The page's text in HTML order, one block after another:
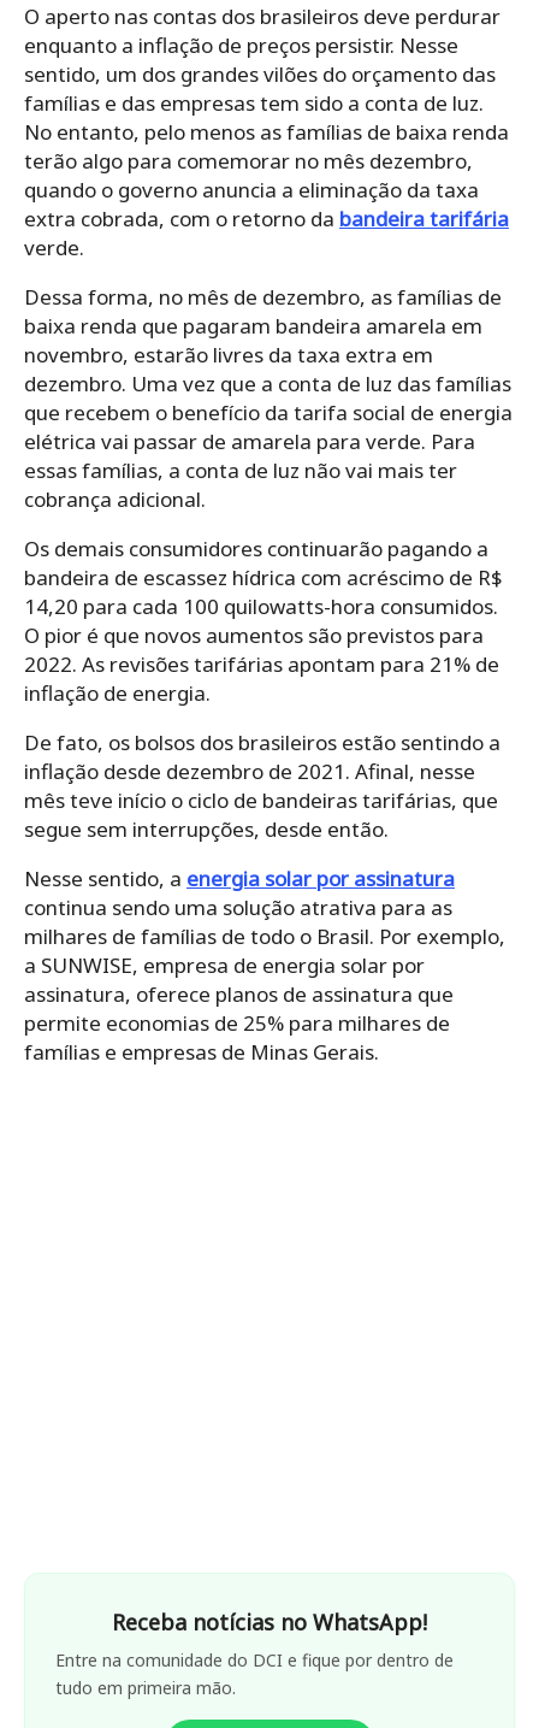
O aperto nas contas dos brasileiros deve perdurar
enquanto a inflação de preços persistir. Nesse
sentido, um dos grandes vilões do orçamento das
famílias e das empresas tem sido a conta de luz.
No entanto, pelo menos as famílias de baixa renda
terão algo para comemorar no mês dezembro,
quando o governo anuncia a eliminação da taxa
extra cobrada, com o retorno da bandeira tarifária
verde.
Dessa forma, no mês de dezembro, as famílias de
baixa renda que pagaram bandeira amarela em
novembro, estarão livres da taxa extra em
dezembro. Uma vez que a conta de luz das famílias
que recebem o benefício da tarifa social de energia
elétrica vai passar de amarela para verde. Para
essas famílias, a conta de luz não vai mais ter
cobrança adicional.
Os demais consumidores continuarão pagando a
bandeira de escassez hídrica com acréscimo de R$
14,20 para cada 100 quilowatts-hora consumidos.
O pior é que novos aumentos são previstos para
2022. As revisões tarifárias apontam para 21% de
inflação de energia.
De fato, os bolsos dos brasileiros estão sentindo a
inflação desde dezembro de 2021. Afinal, nesse
mês teve início o ciclo de bandeiras tarifárias, que
segue sem interrupções, desde então.
Nesse sentido, a energia solar por assinatura
continua sendo uma solução atrativa para as
milhares de famílias de todo o Brasil. Por exemplo,
a SUNWISE, empresa de energia solar por
assinatura, oferece planos de assinatura que
permite economias de 25% para milhares de
famílias e empresas de Minas Gerais.
Receba notícias no WhatsApp!
Entre na comunidade do DCI e fique por dentro de
tudo em primeira mão.